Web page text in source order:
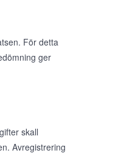
För detta
ger
skall
Avregistrering